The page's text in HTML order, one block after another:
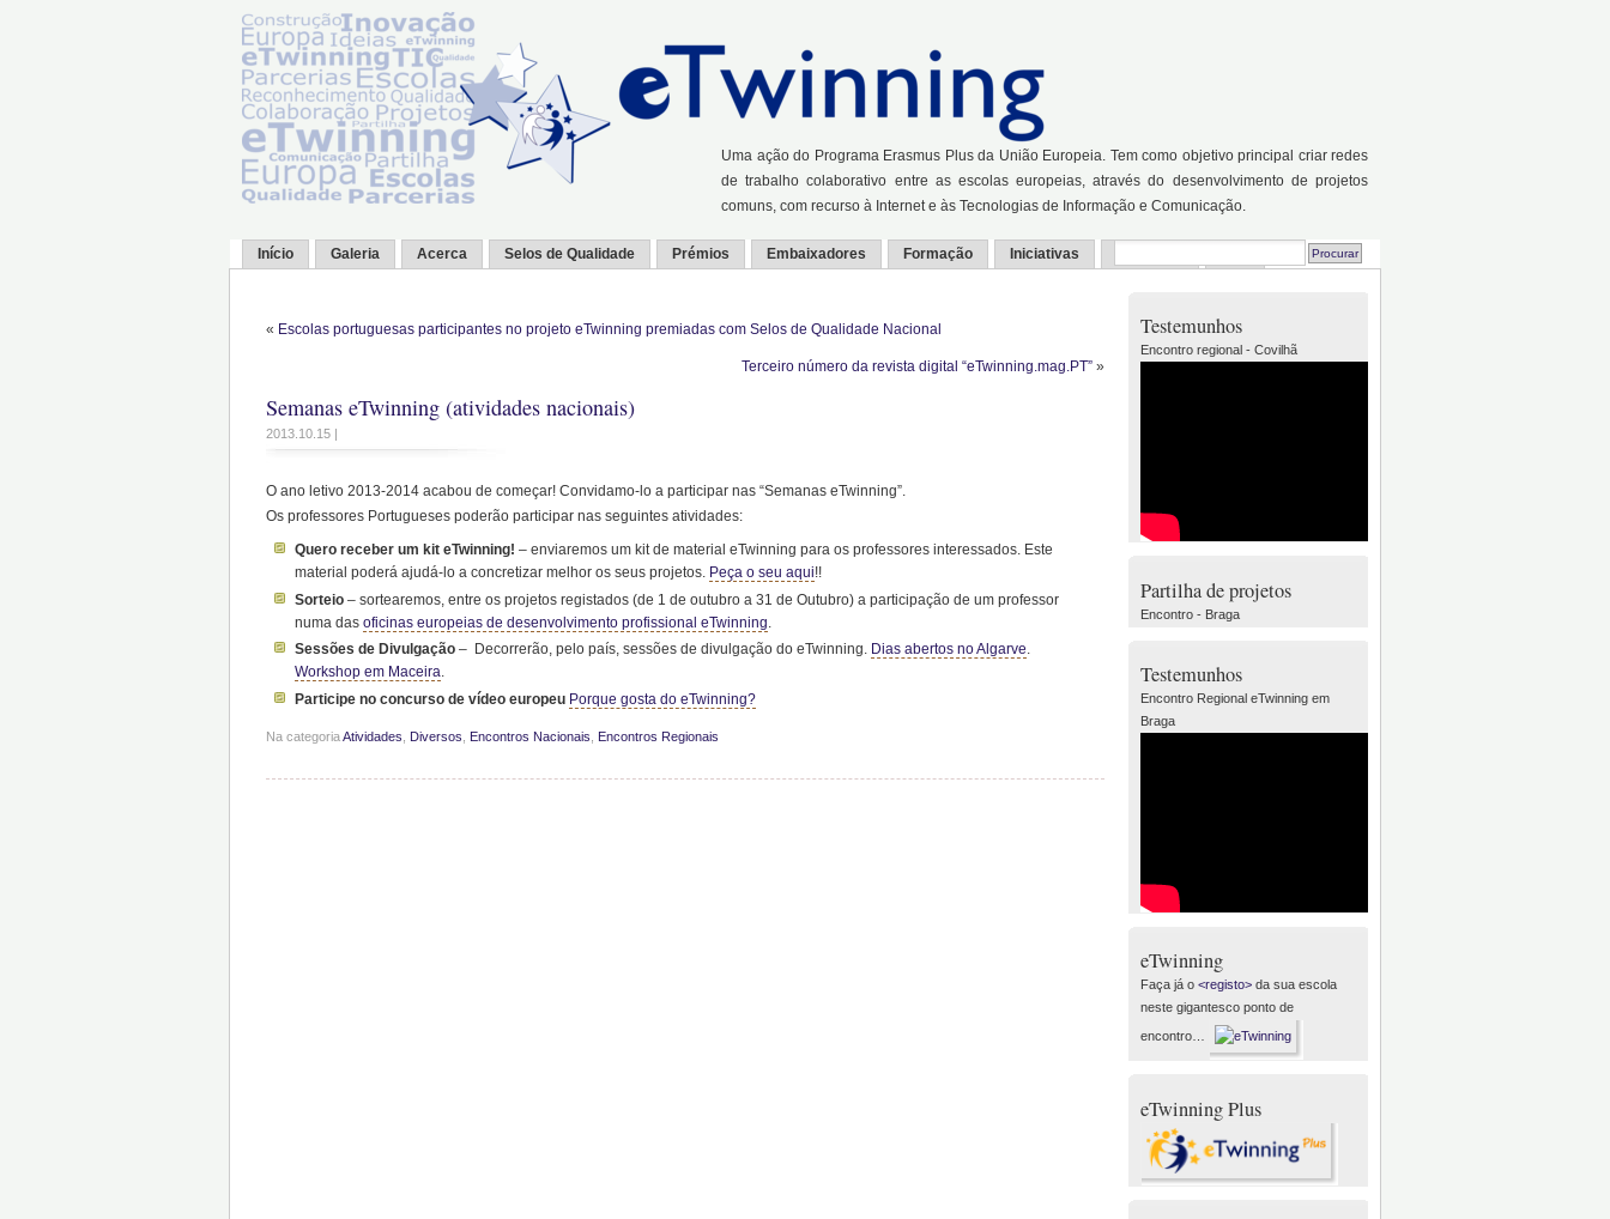
Uma ação do Programa Erasmus Plus da União Europeia. Tem como objetivo principal criar redes
de trabalho colaborativo entre as escolas europeias, através do desenvolvimento de projetos
comuns, com recurso à Internet e às Tecnologias de Informação e Comunicação.
Início Galeria Acerca Selos de Qualidade Prémios Embaixadores Formação Iniciativas
« Escolas portuguesas participantes no projeto eTwinning premiadas com Selos de Qualidade Nacional
Terceiro número da revista digital “eTwinning.mag.PT” »
Semanas eTwinning (atividades nacionais)
2013.10.15 |
O ano letivo 2013-2014 acabou de começar! Convidamo-lo a participar nas “Semanas eTwinning”.
Os professores Portugueses poderão participar nas seguintes atividades:
Quero receber um kit eTwinning! – enviaremos um kit de material eTwinning para os professores interessados. Este
material poderá ajudá-lo a concretizar melhor os seus projetos. Peça o seu aqui!!
Sorteio – sortearemos, entre os projetos registados (de 1 de outubro a 31 de Outubro) a participação de um professor
numa dasoficinas europeias de desenvolvimento profissional eTwinning
Sessões de Divulgação – Decorrerão, pelo país, sessões de divulgação do eTwinning. Dias abertos no Algarve.
Workshop em Maceira.
Participe no concurso de vídeo europeu Porque gosta do eTwinning?
Na categoriaAtividades Diversos Encontros Nacionais Encontros Regionais
Testemunhos
Encontro regional - Covilhã
Partilha de projetos
Encontro - Braga
Testemunhos
Encontro Regional eTwinning em
Braga
eTwinning
Faça já o <registo> da sua escola
neste gigantesco ponto de
encontro…
eTwinning Plus